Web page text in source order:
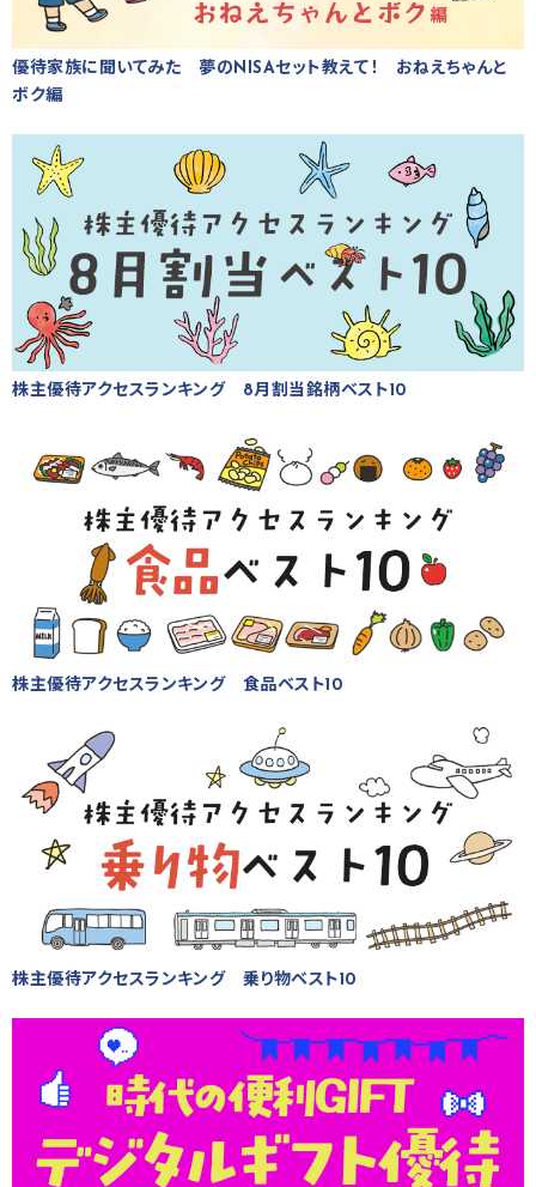
優待家族に聞いてみた 夢のNISAセット教えて！ おねえちゃんと
ボク編
株主優待アクセスランキング 8月割当銘柄ベスト10
株主優待アクセスランキング 食品ベスト10
株主優待アクセスランキング 乗り物ベスト10